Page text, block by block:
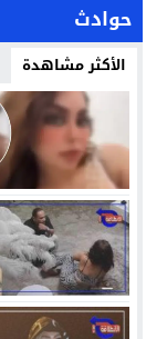
حوادث
الأكثر مشاهدة